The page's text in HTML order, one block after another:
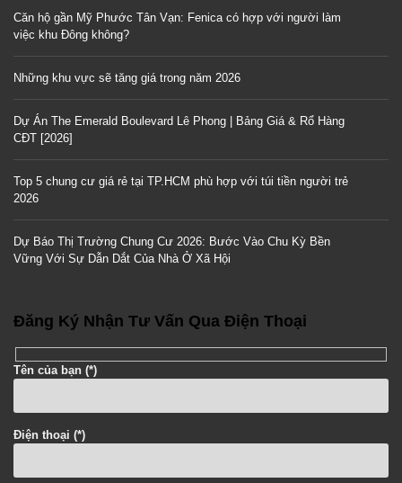
Căn hộ gần Mỹ Phước Tân Vạn: Fenica có hợp với người làm
việc khu Đông không?
Những khu vực sẽ tăng giá trong năm 2026
Dự Án The Emerald Boulevard Lê Phong | Bảng Giá & Rổ Hàng
CĐT [2026]
Top 5 chung cư giá rẻ tại TP.HCM phù hợp với túi tiền người trẻ
2026
Dự Báo Thị Trường Chung Cư 2026: Bước Vào Chu Kỳ Bền
Vững Với Sự Dẫn Dắt Của Nhà Ở Xã Hội
Đăng Ký Nhận Tư Vấn Qua Điện Thoại
Tên của bạn (*)
Điện thoại (*)